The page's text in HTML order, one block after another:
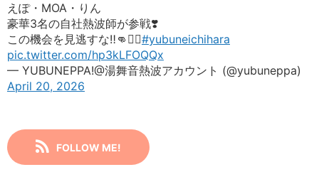
えぽ・MOA・りん
豪華3名の自社熱波師が参戦❣️
この機会を見逃すな‼️👊❤️‍🔥#yubuneichihara
pic.twitter.com/hp3kLFOQQx
— YUBUNEPPA!@湯舞音熱波アカウント (@yubuneppa)
April 20, 2026
FOLLOW ME!